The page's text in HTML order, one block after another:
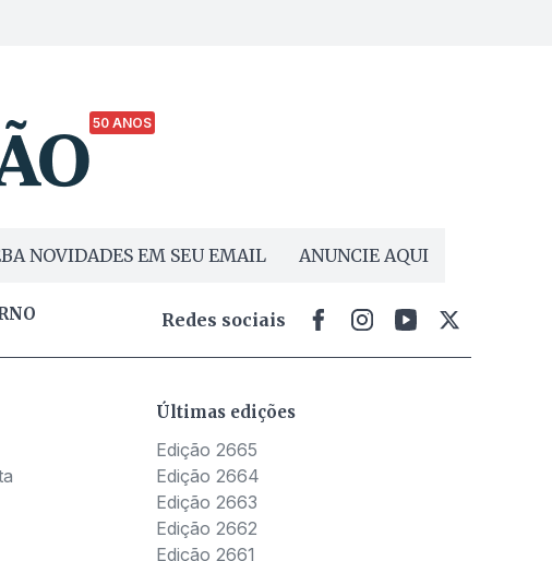
50 ANOS
NOVIDADES EM SEU EMAIL ANUNCIE AQUI
Redes sociais
Últimas edições
Edição 2665
Edição 2664
Edição 2663
Edição 2662
Edição 2661